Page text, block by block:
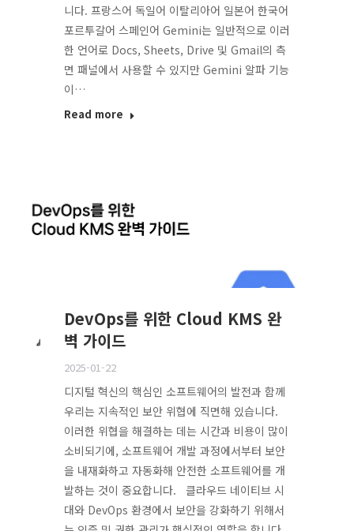
니다. 프랑스어 독일어 이탈리아어 일본어 한국어
포르투갈어 스페인어 Gemini는 일반적으로 이러
한 언어로 Docs, Sheets, Drive 및 Gmail의 측
면 패널에서 사용할 수 있지만 Gemini 알파 기능
이…
Read more
DevOps를 위한 Cloud KMS 완
벽 가이드
2025-01-22
디지털 혁신의 핵심인 소프트웨어의 발전과 함께
우리는 지속적인 보안 위협에 직면해 있습니다.
이러한 위협을 해결하는 데는 시간과 비용이 많이
소비되기에, 소프트웨어 개발 과정에서부터 보안
을 내재화하고 자동화해 안전한 소프트웨어를 개
발하는 것이 중요합니다. 클라우드 네이티브 시
대와 DevOps 환경에서 보안을 강화하기 위해서